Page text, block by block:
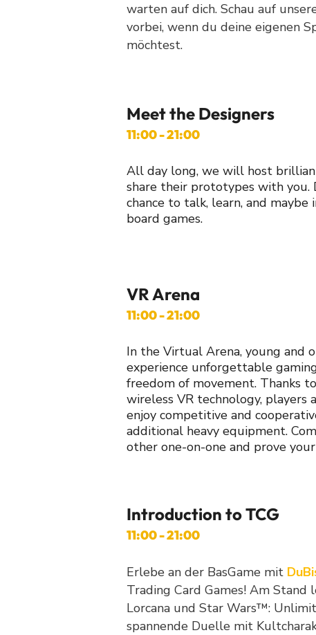
warten auf dich. Schau auf
vorbei, wenn du deine eigenen
möchtest.
Meet the Designers
11:00 - 21:00
All day long, we will host
share their prototypes with you.
chance to talk, learn, and maybe
board games.
VR Arena
11:00 - 21:00
In the Virtual Arena, young and
experience unforgettable
freedom of movement. Thanks
wireless VR technology, players
enjoy competitive and
additional heavy equipment.
other one-on-one and prove your
Introduction to TCG
11:00 - 21:00
Erlebe an der BasGame mit
Trading Card Games! Am Stand
Lorcana und Star Wars™:
spannende Duelle mit